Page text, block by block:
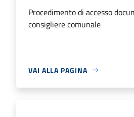
Procedimento di accesso
consigliere comunale
VAI ALLA PAGINA